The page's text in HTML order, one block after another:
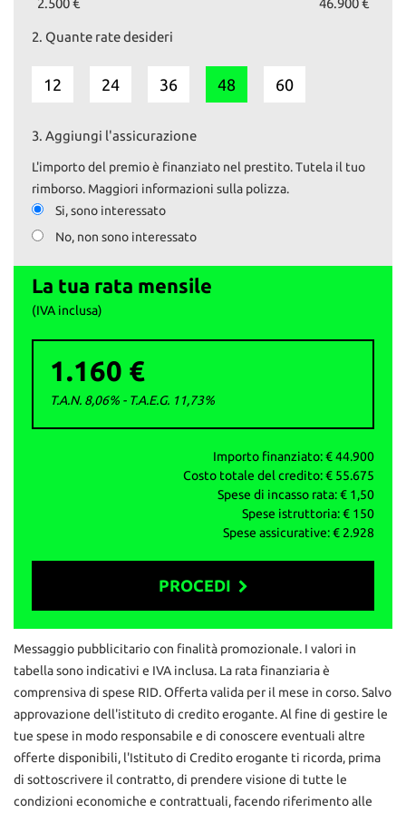
veicolo: telaio n. AL07076.
Il prezzo esposto comprende il tagliando preconsegna e
Il passaggio è escluso.
Su www.autoemotoribs.it è disponibile la galleria fotografica
completa in alta risoluzione di ogni nostro veicolo.
I nostri servizi:
- PERMUTE a 360°
- RITIRO usato pagamento IMMEDIATO
- PASSAGGI di proprietà istantanei
- ESPOSIZIONE veicoli VINTAGE.
La garanzia è fornita ai sensi della normativa vigente d.lgs 206/05
Ad un passo dal casello autostradale di Ospitaletto (A4).
Ufficio: 0302185303
info@autoemotoribs.it - autoemotoribs.it -
involontariamente possono esserci errori nello specificare
dotazione tecnica ed equipaggiamento, pertanto le informazioni
riportate non rappresentano vincolo contrattuale.
2. Quante rate desideri
12 24 36 48 60
3. Aggiungi l'assicurazione
L'importo del premio è finanziato nel prestito. Tutela il tuo
rimborso. Maggiori informazioni sulla polizza.
Si, sono interessato
No, non sono interessato
La tua rata mensile
(IVA inclusa)
1.160 €
T.A.N. 8,06% - T.A.E.G. 11,73%
Importo finanziato: €44.900
Costo totale del credito: € 55.675
Spese di incasso rata: € 1,50
Spese istruttoria: € 150
Spese assicurative: € 2.928
PROCEDI
Contattaci
Messaggio pubblicitario con finalità promozionale. I valori in
tabella sono indicativi e IVA inclusa. La rata finanziaria è
comprensiva di spese RID. Offerta valida per il mese in corso. Salvo
approvazione dell'istituto di credito erogante. Al fine di gestire le
tue spese in modo responsabile e di conoscere eventuali altre
offerte disponibili, l'Istituto di Credito erogante ti ricorda, prima
di sottoscrivere il contratto, di prendere visione di tutte le
condizioni economiche e contrattuali, facendo riferimento alle